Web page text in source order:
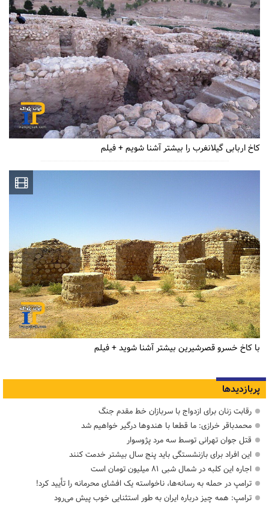
کاخ اربابی گیلانغرب را بیشتر آشنا شویم + فیلم
با کاخ خسرو قصرشیرین بیشتر آشنا شوید + فیلم
پربازدیدها
رقابت زنان برای ازدواج با سربازان خط مقدم جنگ
محمدباقر خرازی: ما قطعا با هندوها درگیر خواهیم شد
قتل جوان تهرانی توسط سه مرد پژوسوار
این افراد برای بازنشستگی باید پنج سال بیشتر خدمت کنند
اجاره این کلبه در شمال شبی ۸۱ میلیون تومان است
ترامپ در حمله‌ به رسانه‌ها، ناخواسته یک افشای محرمانه را تأیید کرد!
ترامپ: همه چیز درباره ایران به طور استثنایی خوب پیش می‌رود